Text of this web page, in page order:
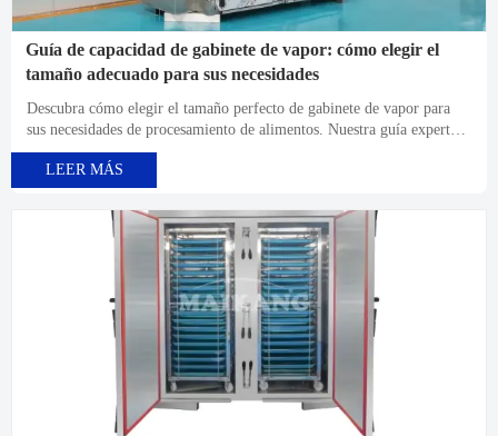
Guía de capacidad de gabinete de vapor: cómo elegir el
tamaño adecuado para sus necesidades
Descubra cómo elegir el tamaño perfecto de gabinete de vapor para
sus necesidades de procesamiento de alimentos. Nuestra guía experta
cubre la selección de capacidad, ahorro de energía y beneficios
directos de fábrica para maximizar la eficiencia. ¡Obtenga
recomendaciones personalizadas hoy!
LEER MÁS